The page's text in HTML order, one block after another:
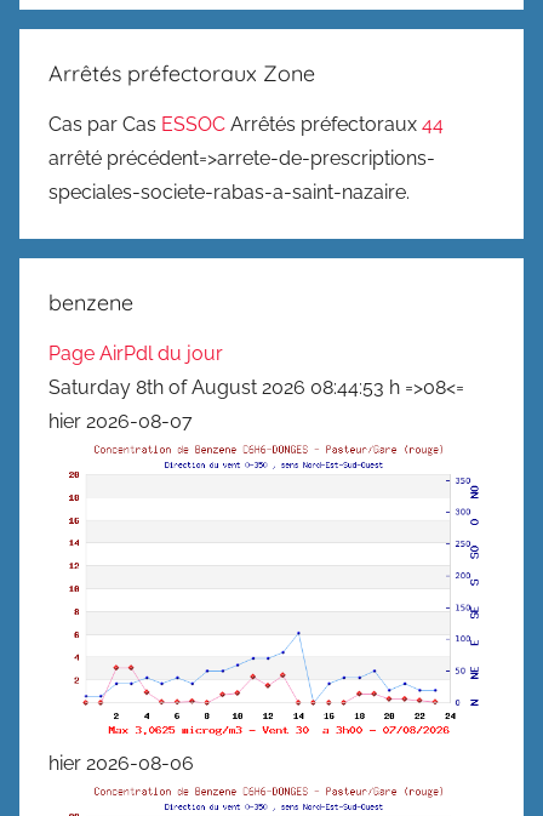
Arrêtés préfectoraux Zone
Cas par Cas ESSOC Arrêtés préfectoraux 44
arrêté précédent=>arrete-de-prescriptions-
speciales-societe-rabas-a-saint-nazaire.
benzene
Page AirPdl du jour
Saturday 8th of August 2026 08:44:53 h =>08<=
hier 2026-08-07
hier 2026-08-06